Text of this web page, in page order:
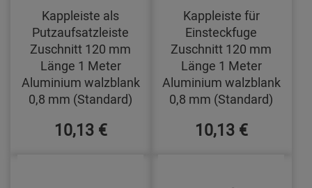
Kappleiste als
Putzaufsatzleiste
Zuschnitt 120 mm
Länge 1 Meter
Aluminium walzblank
0,8 mm (Standard)
10,13 €
Kappleiste für
Einsteckfuge
Zuschnitt 120 mm
Länge 1 Meter
Aluminium walzblank
0,8 mm (Standard)
10,13 €